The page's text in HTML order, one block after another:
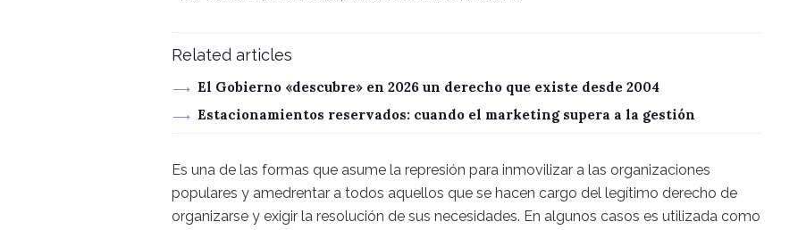
Related articles
El Gobierno «descubre» en 2026 un derecho que existe desde 2004
Estacionamientos reservados: cuando el marketing supera a la gestión
Es una de las formas que asume la represión para inmovilizar a las organizaciones
populares y amedrentar a todos aquellos que se hacen cargo del legítimo derecho de
organizarse y exigir la resolución de sus necesidades. En algunos casos es utilizada como